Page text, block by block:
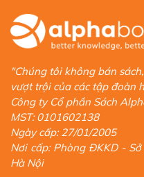
"Chúng tôi không bán
vượt trội của các tập đoàn
Công ty Cổ phần Sách
MST: 0101602138
Ngày cấp: 27/01/2005
Nơi cấp: Phòng ĐKKD -
Hà Nội